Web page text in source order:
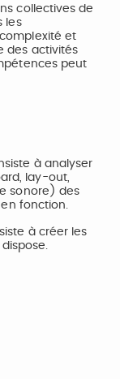
collectives de
les
et
des activités
peut
à analyser
lay-out,
sonore) des
fonction.
à créer les